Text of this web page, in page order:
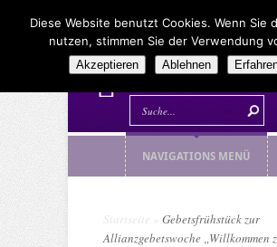
NAVIGATIONS MENÜ
Startseite
Gebetsfrühstück zur
Allianzgebetswoche „Willkommen
Diese Website benutzt Cookies. Wenn Sie
nutzen, stimmen Sie der Verwendung
Akzeptieren Ablehnen